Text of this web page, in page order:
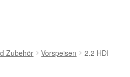
Zubehör Vorspeisen 2.2 HDI